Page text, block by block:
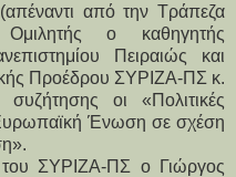
από την Τράπεζα
ο καθηγητής
Πειραιώς και
Προέδρου ΣΥΡΙΖΑ-ΠΣ κ.
οι «Πολιτικές
Ευρωπαϊκή Ένωση σε σχέση
ΣΥΡΙΖΑ-ΠΣ ο Γιώργος